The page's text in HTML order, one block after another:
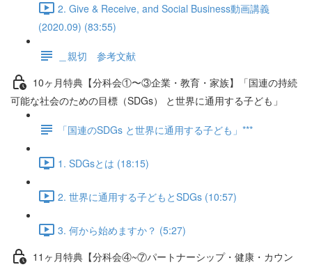
2. Give & Receive, and Social Business動画講義
(2020.09) (83:55)
＿親切 参考文献
10ヶ月特典【分科会①〜③企業・教育・家族】「国連の持続
可能な社会のための目標（SDGs） と世界に通用する子ども」
「国連のSDGs と世界に通用する子ども」***
1. SDGsとは (18:15)
2. 世界に通用する子どもとSDGs (10:57)
3. 何から始めますか？ (5:27)
11ヶ月特典【分科会④~⑦パートナーシップ・健康・カウン